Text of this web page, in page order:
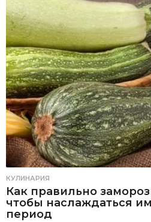
КУЛИНАРИЯ
Как правильно
чтобы наслаждаться
период